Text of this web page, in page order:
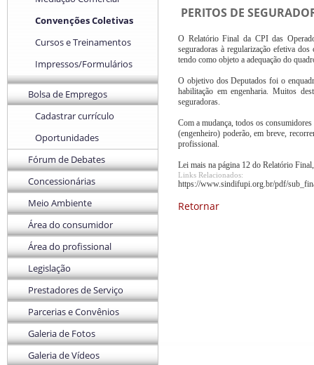
Convenções Coletivas
Cursos e Treinamentos
Impressos/Formulários
Bolsa de Empregos
Cadastrar currículo
Oportunidades
Fórum de Debates
Concessionárias
Meio Ambiente
Área do consumidor
Área do profissional
Legislação
Prestadores de Serviço
Parcerias e Convênios
Galeria de Fotos
Galeria de Vídeos
PERITOS DE
O Relatório Final da CPI das
seguradoras à regularização efetiva
tendo como objeto a adequação do
O objetivo dos Deputados foi o
habilitação em engenharia. Muitos
seguradoras.
Com a mudança, todos os
(engenheiro) poderão, em breve,
profissional.
Lei mais na página 12 do Relatório
Links Relacionados:
https://www.sindifupi.org.br/pdf/
Retornar